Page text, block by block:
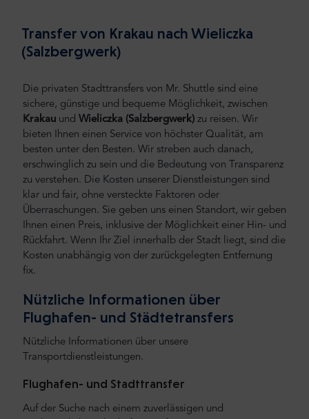
Transfer von Krakau nach Wieliczka
(Salzbergwerk)
Die privaten Stadttransfers von Mr. Shuttle sind eine
sichere, günstige und bequeme Möglichkeit, zwischen
Krakau und Wieliczka (Salzbergwerk) zu reisen. Wir
bieten Ihnen einen Service von höchster Qualität, am
besten unter den Besten. Wir streben auch danach,
erschwinglich zu sein und die Bedeutung von Transparenz
zu verstehen. Die Kosten unserer Dienstleistungen sind
klar und fair, ohne versteckte Faktoren oder
Überraschungen. Sie geben uns einen Standort, wir geben
Ihnen einen Preis, inklusive der Möglichkeit einer Hin- und
Rückfahrt. Wenn Ihr Ziel innerhalb der Stadt liegt, sind die
Kosten unabhängig von der zurückgelegten Entfernung
fix.
Nützliche Informationen über
Flughafen- und Städtetransfers
Nützliche Informationen über unsere
Transportdienstleistungen.
Flughafen- und Stadttransfer
Auf der Suche nach einem zuverlässigen und